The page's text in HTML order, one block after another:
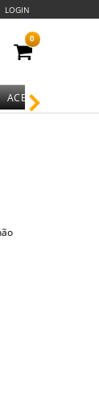
LOGIN
0
ACESSÓRIOS